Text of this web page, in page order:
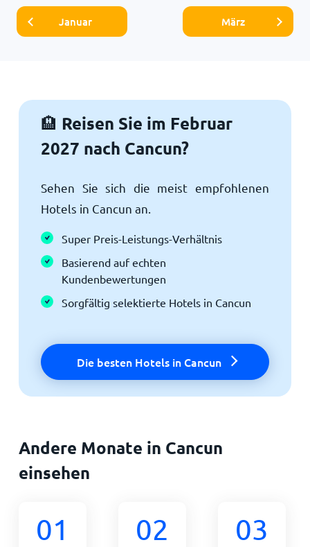
Januar März
🏨 Reisen Sie im Februar
2027 nach Cancun?
Sehen Sie sich die meist empfohlenen
Hotels in Cancun an.
Super Preis-Leistungs-Verhältnis
Basierend auf echten
Kundenbewertungen
Sorgfältig selektierte Hotels in Cancun
Die besten Hotels in Cancun
Andere Monate in Cancun
einsehen
01 02 03